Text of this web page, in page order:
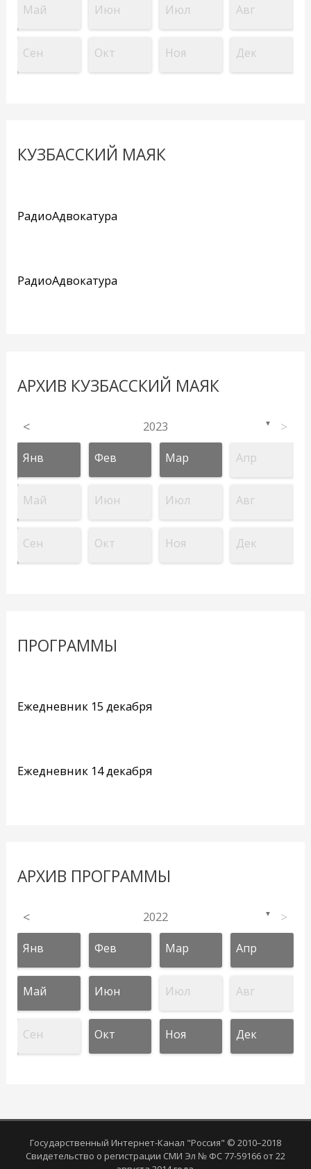
Май Июн Июл Авг
Сен Окт Ноя Дек
КУЗБАССКИЙ МАЯК
РадиоАдвокатура
РадиоАдвокатура
АРХИВ КУЗБАССКИЙ МАЯК
< 2023 ▼ >
Янв Фев Мар Апр
Май Июн Июл Авг
Сен Окт Ноя Дек
ПРОГРАММЫ
Ежедневник 15 декабря
Ежедневник 14 декабря
АРХИВ ПРОГРАММЫ
< 2022 ▼ >
Янв Фев Мар Апр
Май Июн Июл Авг
Сен Окт Ноя Дек
Государственный Интернет-Канал "Россия" © 2010–2018
Свидетельство о регистрации СМИ Эл № ФС 77-59166 от 22